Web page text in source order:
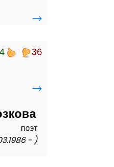
→
36
→
поэт
- )